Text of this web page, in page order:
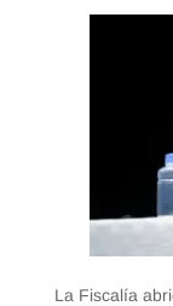
La Fiscalía